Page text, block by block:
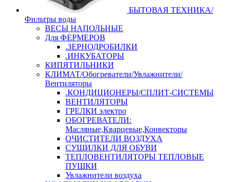
БЫТОВАЯ ТЕХНИКА/
Фильтры воды
ВЕСЫ НАПОЛЬНЫЕ
Для ФЕРМЕРОВ
.ЗЕРНОДРОБИЛКИ
.ИНКУБАТОРЫ
КИПЯТИЛЬНИКИ
КЛИМАТ/Обогреватели/Увлажнители/
Вентиляторы
.КОНДИЦИОНЕРЫ/СПЛИТ-СИСТЕМЫ
ВЕНТИЛЯТОРЫ
ГРЕЛКИ электро
ОБОГРЕВАТЕЛИ:
Масляные,Кварцевые,Конвекторы
ОЧИСТИТЕЛИ ВОЗДУХА
СУШИЛКИ ДЛЯ ОБУВИ
ТЕПЛОВЕНТИЛЯТОРЫ ТЕПЛОВЫЕ
ПУШКИ
Увлажнители воздуха